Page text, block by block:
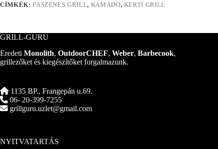
CÍMKÉK:FASZENES GRILL, KAMADO, KERTI GRILL
GRILL-GURU
Eredeti Monolith, OutdoorCHEF, Weber, Barbecook,
grillezőket és kiegészítőket forgalmazunk.
1135 BP., Frangepán u.69.
06- 20-399-7255
grillguru.uzlet@gmail.com
NYITVATARTÁS